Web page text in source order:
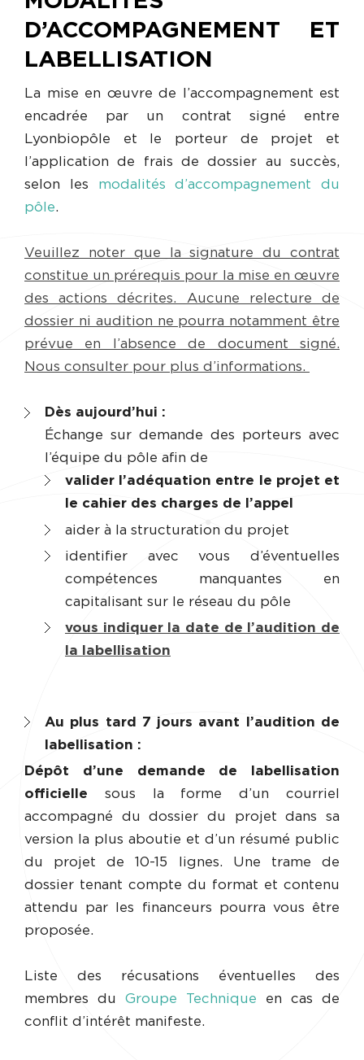
D’ACCOMPAGNEMENT ET
LABELLISATION
La mise en œuvre de l’accompagnement est
encadrée par un contrat signé entre
Lyonbiopôle et le porteur de projet et
l’application de frais de dossier au succès,
selon les modalités d’accompagnement du
pôle.
Veuillez noter que la signature du contrat
constitue un prérequis pour la mise en œuvre
des actions décrites. Aucune relecture de
dossier ni audition ne pourra notamment être
prévue en l’absence de document signé.
Nous consulter pour plus d’informations.
Dès aujourd’hui :
Échange sur demande des porteurs avec
l’équipe du pôle afin de
valider l’adéquation entre le projet et
le cahier des charges de l’appel
aider à la structuration du projet
identifier avec vous d’éventuelles
compétences manquantes en
capitalisant sur le réseau du pôle
vous indiquer la date de l’audition de
la labellisation
Au plus tard 7 jours avant l’audition de
labellisation :
Dépôt d’une demande de labellisation
officielle sous la forme d’un courriel
accompagné du dossier du projet dans sa
version la plus aboutie et d’un résumé public
du projet de 10-15 lignes. Une trame de
dossier tenant compte du format et contenu
attendu par les financeurs pourra vous être
proposée.
Liste des récusations éventuelles des
membres du Groupe Technique en cas de
conflit d’intérêt manifeste.